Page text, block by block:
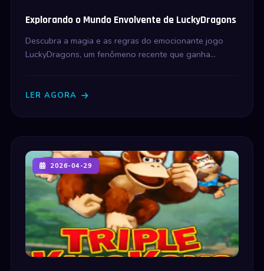
Explorando o Mundo Envolvente de LuckyDragons
Descubra a magia e as regras do emocionante jogo
LuckyDragons, um fenômeno recente que ganha
LER AGORA
2026-04-29